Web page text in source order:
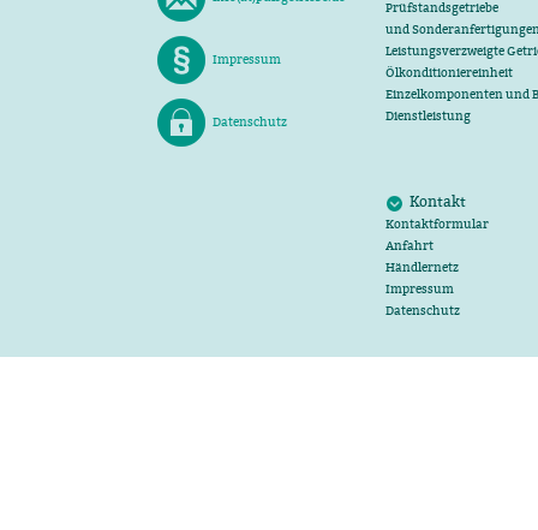
Impressum
Datenschutz
Prüfstandsgetriebe
und
Leistungsverzweigte
Ölkonditioniereinheit
Einzelkomponenten und
Dienstleistung
Kontakt
Kontaktformular
Anfahrt
Händlernetz
Impressum
Datenschutz